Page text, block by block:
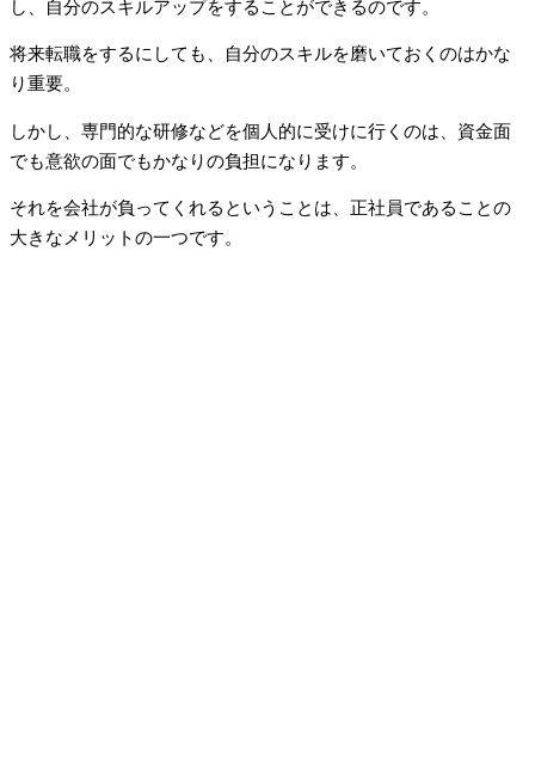
し、自分のスキルアップをすることができるのです。
将来転職をするにしても、自分のスキルを磨いておくのはかな
り重要。
しかし、専門的な研修などを個人的に受けに行くのは、資金面
でも意欲の面でもかなりの負担になります。
それを会社が負ってくれるということは、正社員であることの
大きなメリットの一つです。